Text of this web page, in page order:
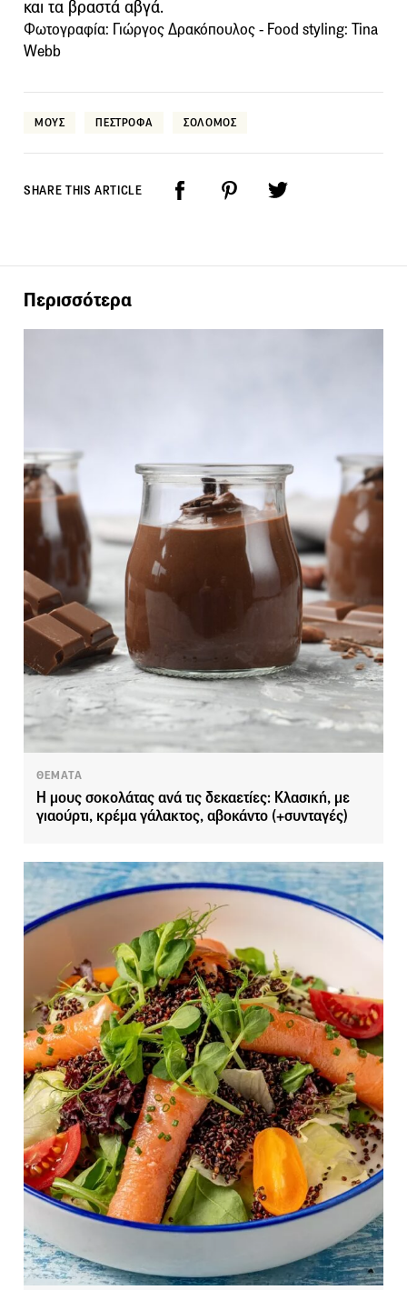
και τα βραστά αβγά.
Φωτογραφία: Γιώργος Δρακόπουλος - Food styling: Tina
Webb
ΜΟΥΣ ΠΕΣΤΡΟΦΑ ΣΟΛΟΜΟΣ
SHARE THIS ARTICLE
Περισσότερα
ΘΕΜΑΤΑ
Η μους σοκολάτας ανά τις δεκαετίες: Κλασική, με
γιαούρτι, κρέμα γάλακτος, αβοκάντο (+συνταγές)